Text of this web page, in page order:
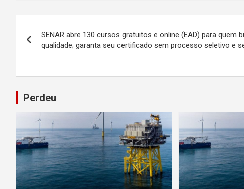
de
SENAR abre 130 cursos gratuitos e online (EAD) para quem
qualidade; garanta seu certificado sem processo seletivo e
Perdeu